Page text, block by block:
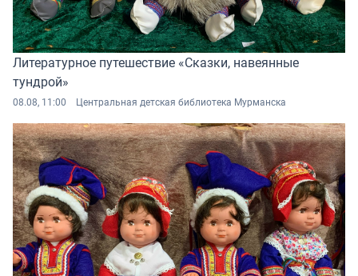
Литературное путешествие «Сказки, навеянные
тундрой»
08.08, 11:00 Центральная детская библиотека Мурманска